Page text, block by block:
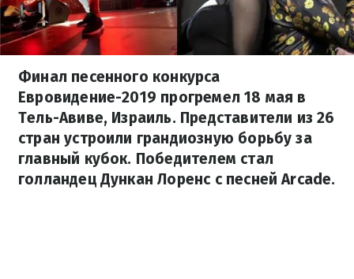
Финал песенного конкурса
Евровидение-2019 прогремел 18 мая в
Тель-Авиве, Израиль. Представители из 26
стран устроили грандиозную борьбу за
главный кубок. Победителем стал
голландец Дункан Лоренс с песней Arcade.